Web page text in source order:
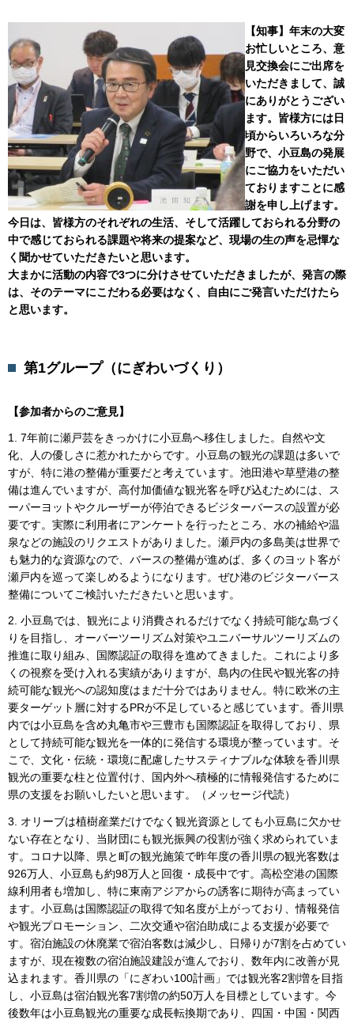
【知事】年末の大変
お忙しいところ、意
見交換会にご出席を
いただきまして、誠
にありがとうござい
ます。皆様方には日
頃からいろいろな分
野で、小豆島の発展
にご協力をいただい
ておりますことに感
謝を申し上げます。
今日は、皆様方のそれぞれの生活、そして活躍しておられる分野の
中で感じておられる課題や将来の提案など、現場の生の声を忌憚な
く聞かせていただきたいと思います。
大まかに活動の内容で3つに分けさせていただきましたが、発言の際
は、そのテーマにこだわる必要はなく、自由にご発言いただけたら
と思います。
第1グループ（にぎわいづくり）
【参加者からのご意見】
1. 7年前に瀬戸芸をきっかけに小豆島へ移住しました。自然や文
化、人の優しさに惹かれたからです。小豆島の観光の課題は多いで
すが、特に港の整備が重要だと考えています。池田港や草壁港の整
備は進んでいますが、高付加価値な観光客を呼び込むためには、ス
ーパーヨットやクルーザーが停泊できるビジターバースの設置が必
要です。実際に利用者にアンケートを行ったところ、水の補給や温
泉などの施設のリクエストがありました。瀬戸内の多島美は世界で
も魅力的な資源なので、バースの整備が進めば、多くのヨット客が
瀬戸内を巡って楽しめるようになります。ぜひ港のビジターバース
整備についてご検討いただきたいと思います。
2. 小豆島では、観光により消費されるだけでなく持続可能な島づく
りを目指し、オーバーツーリズム対策やユニバーサルツーリズムの
推進に取り組み、国際認証の取得を進めてきました。これにより多
くの視察を受け入れる実績がありますが、島内の住民や観光客の持
続可能な観光への認知度はまだ十分ではありません。特に欧米の主
要ターゲット層に対するPRが不足していると感じています。香川県
内では小豆島を含め丸亀市や三豊市も国際認証を取得しており、県
として持続可能な観光を一体的に発信する環境が整っています。そ
こで、文化・伝統・環境に配慮したサスティナブルな体験を香川県
観光の重要な柱と位置付け、国内外へ積極的に情報発信するために
県の支援をお願いしたいと思います。（メッセージ代読）
3. オリーブは植樹産業だけでなく観光資源としても小豆島に欠かせ
ない存在となり、当財団にも観光振興の役割が強く求められていま
す。コロナ以降、県と町の観光施策で昨年度の香川県の観光客数は
926万人、小豆島も約98万人と回復・成長中です。高松空港の国際
線利用者も増加し、特に東南アジアからの誘客に期待が高まってい
ます。小豆島は国際認証の取得で知名度が上がっており、情報発信
や観光プロモーション、二次交通や宿泊助成による支援が必要で
す。宿泊施設の休廃業で宿泊客数は減少し、日帰りが7割を占めてい
ますが、現在複数の宿泊施設建設が進んでおり、数年内に改善が見
込まれます。香川県の「にぎわい100計画」では観光客2割増を目指
し、小豆島は宿泊観光客7割増の約50万人を目標としています。今
後数年は小豆島観光の重要な成長転換期であり、四国・中国・関西